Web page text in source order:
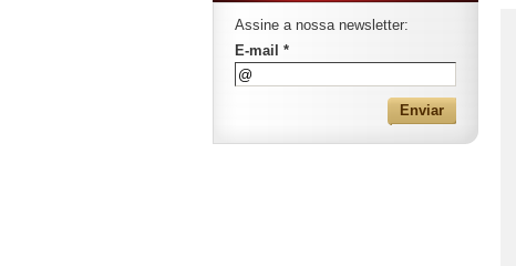
Assine a nossa newsletter:
E-mail *